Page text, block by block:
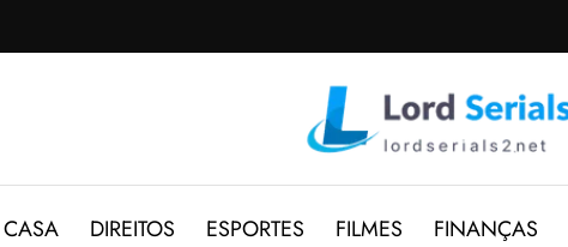
CASA DIREITOS ESPORTES FILMES FINANÇAS